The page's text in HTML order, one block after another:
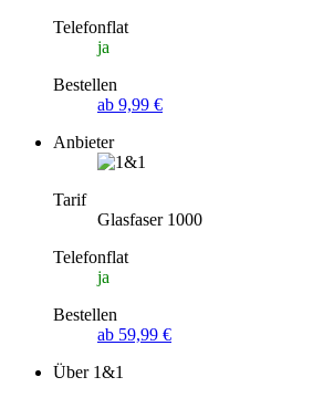
Telefonflat
ja
Bestellen
ab 9,99 €
Anbieter
Tarif
Glasfaser 1000
Telefonflat
ja
Bestellen
ab 59,99 €
Über 1&1